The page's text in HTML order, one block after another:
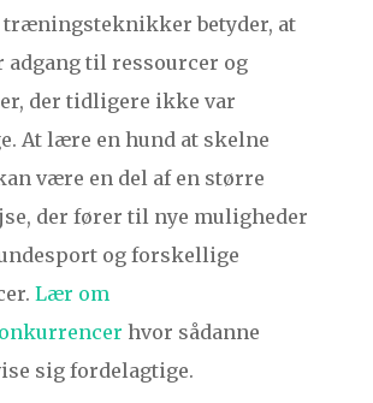
træningsteknikker betyder, at
adgang til ressourcer og
der tidligere ikke var
At lære en hund at skelne
være en del af en større
der fører til nye muligheder
og forskellige
Lær om
hvor sådanne
sig fordelagtige.